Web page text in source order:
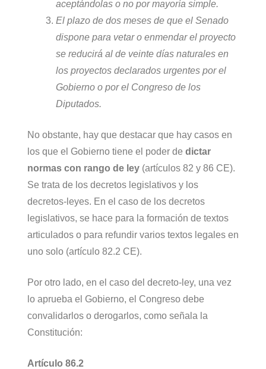
aceptándolas o no por mayoría simple.
El plazo de dos meses de que el Senado
dispone para vetar o enmendar el proyecto
se reducirá al de veinte días naturales en
los proyectos declarados urgentes por el
Gobierno o por el Congreso de los
Diputados.
No obstante, hay que destacar que hay casos en
los que el Gobierno tiene el poder de dictar
normas con rango de ley(artículos 82 y 86 CE).
Se trata de los decretos legislativos y los
decretos-leyes. En el caso de los decretos
legislativos, se hace para la formación de textos
articulados o para refundir varios textos legales en
uno solo (artículo 82.2 CE).
Por otro lado, en el caso del decreto-ley, una vez
lo aprueba el Gobierno, el Congreso debe
convalidarlos o derogarlos, como señala la
Constitución:
Artículo 86.2